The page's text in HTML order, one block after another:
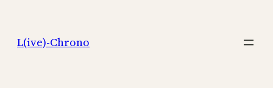
contenu
L(ive)-Chrono